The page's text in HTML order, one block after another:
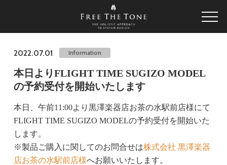
2022.07.01 Information
本日よりFLIGHT TIME SUGIZO MODEL
の予約受付を開始いたします
本日、午前11:00より黒澤楽器店お茶の水駅前店様にて
FLIGHT TIME SUGIZO MODELの予約受付を開始いた
します。
※製品ご購入に関してのお問合せは株式会社 黒澤楽器
店お茶の水駅前店様へお願いいたします。